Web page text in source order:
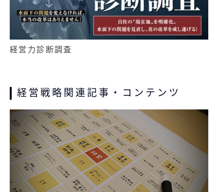
経営力診断調査
経営戦略関連記事・コンテンツ